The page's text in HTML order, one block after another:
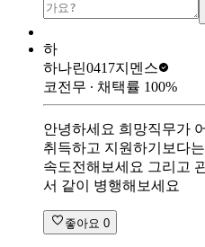
하
하나린0417지멘스
코전무 ∙ 채택률 100%
안녕하세요 희망직무가
취득하고 지원하기보다
속도전해보세요 그리고
서 같이 병행해보세요
좋아요 0